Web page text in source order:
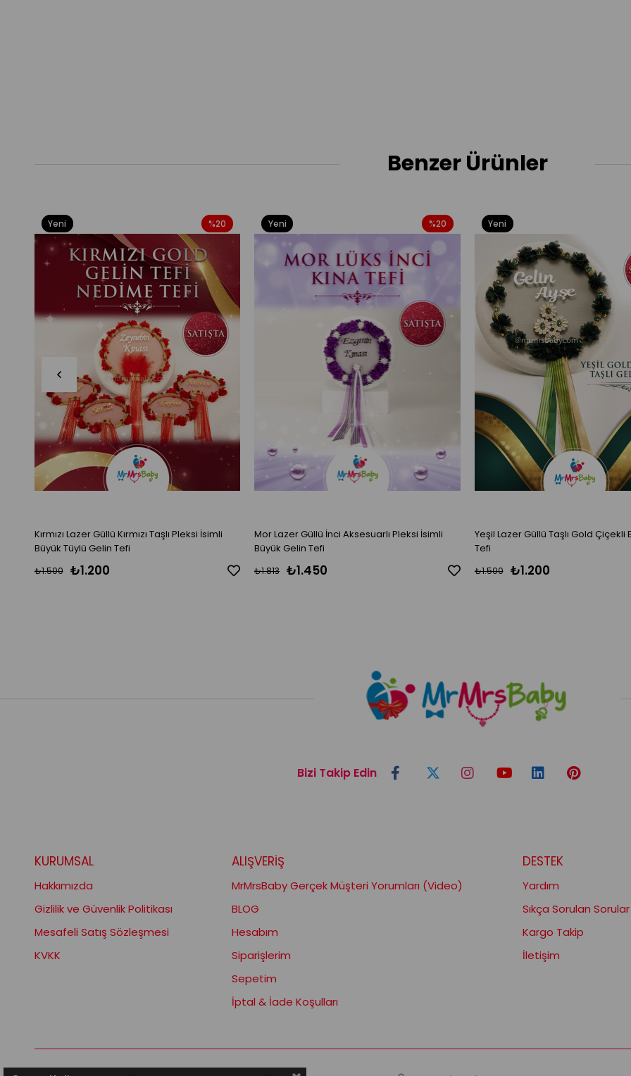
Benzer Ürünler
Kırmızı Lazer Güllü Kırmızı Taşlı Pleksi İsimli
Büyük Tüylü Gelin Tefi
₺1.200
₺1.500
%20
Yeni
Ürün
Mor Lazer Güllü İnci Aksesuarlı Pleksi İsimli
Büyük Gelin Tefi
₺1.450
₺1.813
%20
Yeni
Ürün
Yeşil Lazer Güllü Taşlı Gold Çiçekli
Tefi
₺1.200
₺1.500
Yeni
Bizi Takip Edin
KURUMSAL
Hakkımızda
Gizlilik ve Güvenlik Politikası
Mesafeli Satış Sözleşmesi
KVKK
ALIŞVERİŞ
MrMrsBaby Gerçek Müşteri Yorumları (Video)
BLOG
Hesabım
Siparişlerim
Sepetim
İptal & İade Koşulları
DESTEK
Yardım
Sıkça Sorulan Sorular
Kargo Takip
İletişim